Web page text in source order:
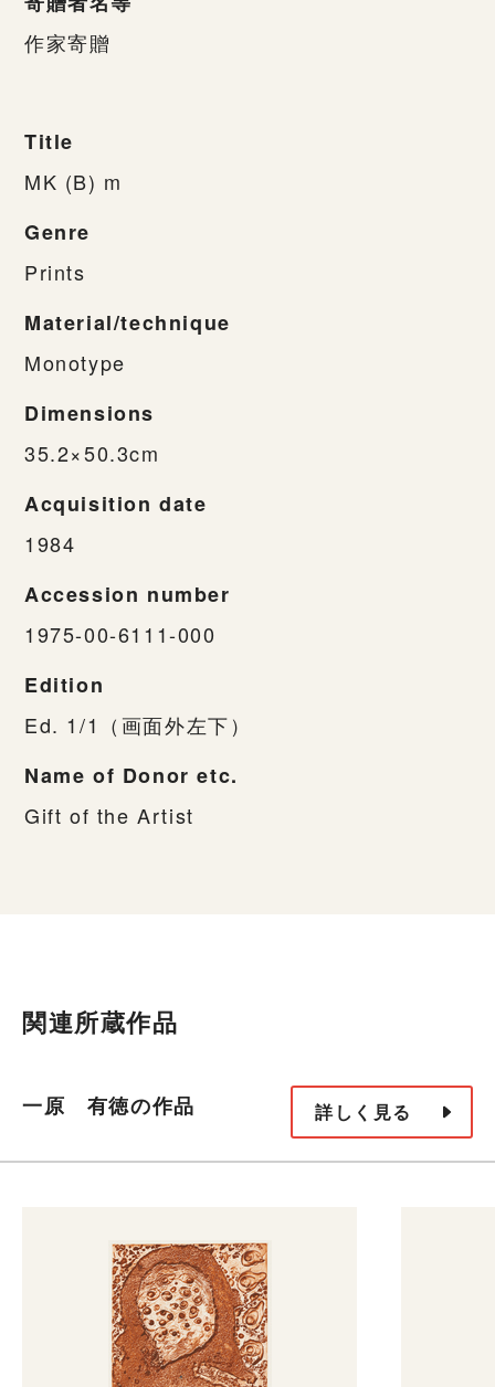
作家寄贈
Title
MK (B) m
Genre
Prints
Material/technique
Monotype
Dimensions
35.2×50.3cm
Acquisition date
1984
Accession number
1975-00-6111-000
Edition
Ed. 1/1（画面外左下）
Name of Donor etc.
Gift of the Artist
関連所蔵作品
一原 有徳の作品 詳しく見る